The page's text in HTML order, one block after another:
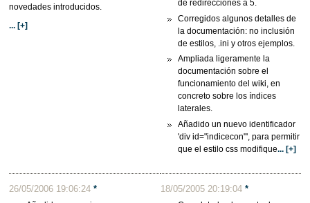
novedades introducidos.
... [+]
de redirecciones a 5.
Corregidos algunos detalles de
la documentación: no inclusión
de estilos, .ini y otros ejemplos.
Ampliada ligeramente la
documentación sobre el
funcionamiento del wiki, en
concreto sobre los índices
laterales.
Añadido un nuevo identificador
'div id="indicecon"', para permitir
que el estilo css modifique... [+]
26/05/2006 19:06:24 * 18/05/2005 20:19:04*